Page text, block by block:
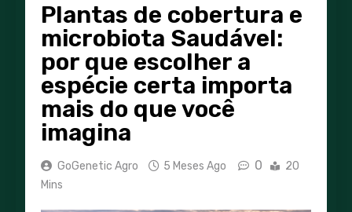
Plantas de cobertura e
microbiota Saudável:
por que escolher a
espécie certa importa
mais do que você
imagina
GoGenetic Agro 5 Meses Ago 0
20
Mins